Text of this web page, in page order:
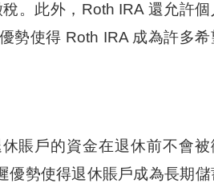
。此外，Roth IRA 還允許個
勢使得 Roth IRA 成為許多希
賬戶的資金在退休前不會被
優勢使得退休賬戶成為長期儲